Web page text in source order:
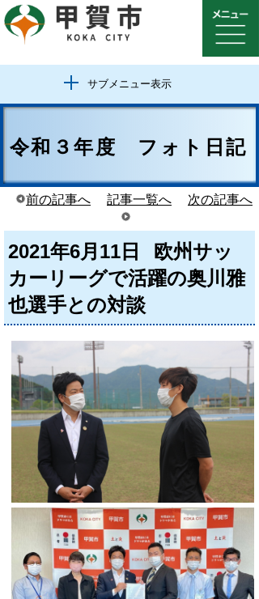
サブメニュー表示
令和３年度 フォト日記
前の記事へ 記事一覧へ 次の記事へ
2021年6月11日
欧州サッ
カーリーグで活躍の奥川雅
也選手との対談